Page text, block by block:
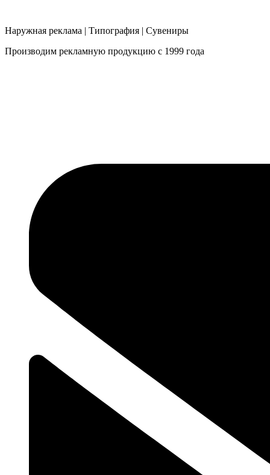
Наружная реклама | Типография | Сувениры
Производим рекламную продукцию с 1999 года